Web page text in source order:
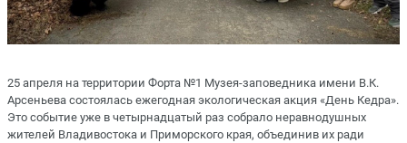
25 апреля на территории Форта №1 Музея-заповедника имени В.К.
Арсеньева состоялась ежегодная экологическая акция «День Кедра».
Это событие уже в четырнадцатый раз собрало неравнодушных
жителей Владивостока и Приморского края, объединив их ради